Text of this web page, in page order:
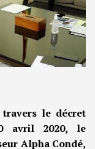
le décret
avril 2020, le
Alpha Condé,